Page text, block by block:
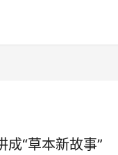
成“草本新故事”